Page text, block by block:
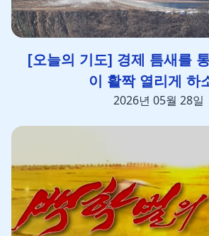
[오늘의 기도] 경제 틈새를
이 활짝 열리게 하
2026년 05월 28일